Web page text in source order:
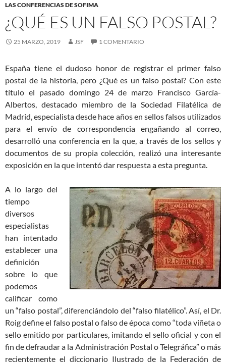
LAS CONFERENCIAS DE SOFIMA
¿QUÉ ES UN FALSO POSTAL?
25 MARZO, 2019 JSF 1 COMENTARIO
España tiene el dudoso honor de registrar el primer falso
postal de la historia, pero ¿Qué es un falso postal? Con este
título el pasado domingo 24 de marzo Francisco García-
Albertos, destacado miembro de la Sociedad Filatélica de
Madrid, especialista desde hace años en sellos falsos utilizados
para el envío de correspondencia engañando al correo,
desarrolló una conferencia en la que, a través de los sellos y
documentos de su propia colección, realizó una interesante
exposición en la que intentó dar respuesta a esta pregunta.
A lo largo del
tiempo
diversos
especialistas
han intentado
establecer una
definición
sobre lo que
podemos
calificar como
un “falso postal”, diferenciándolo del “falso filatélico”. Así, el Dr.
Roig define el falso postal o falso de época como “toda viñeta o
sello emitido por particulares, imitando el sello oficial y con el
fin de defraudar a la Administración Postal o Telegráfica” o más
recientemente el diccionario Ilustrado de la Federación de